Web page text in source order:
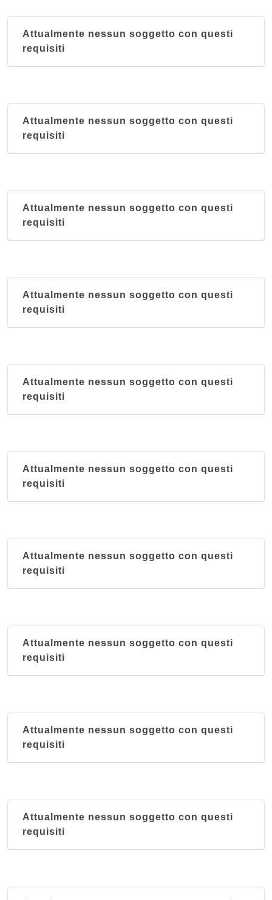
Attualmente nessun soggetto con questi
requisiti
Attualmente nessun soggetto con questi
requisiti
Attualmente nessun soggetto con questi
requisiti
Attualmente nessun soggetto con questi
requisiti
Attualmente nessun soggetto con questi
requisiti
Attualmente nessun soggetto con questi
requisiti
Attualmente nessun soggetto con questi
requisiti
Attualmente nessun soggetto con questi
requisiti
Attualmente nessun soggetto con questi
requisiti
Attualmente nessun soggetto con questi
requisiti